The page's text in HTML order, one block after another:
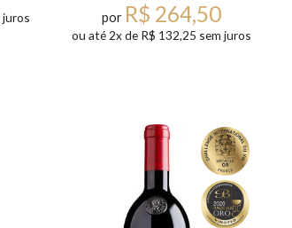
juros
por R$ 264,50
ou até 2x de R$ 132,25 sem juros